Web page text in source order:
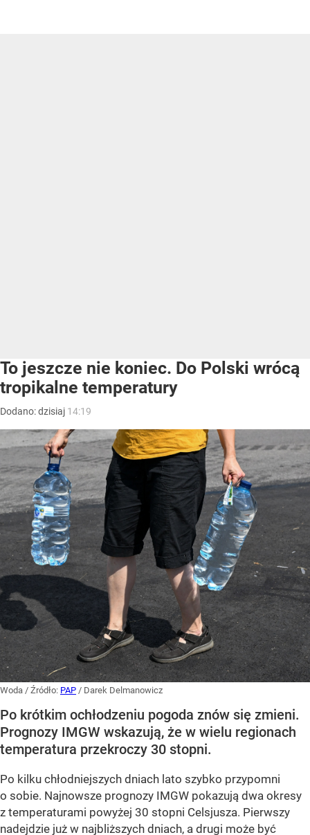
To jeszcze nie koniec. Do Polski wrócą
tropikalne temperatury
Dodano:dzisiaj 14:19
Woda / Źródło: PAP / Darek Delmanowicz
Po krótkim ochłodzeniu pogoda znów się zmieni.
Prognozy IMGW wskazują, że w wielu regionach
temperatura przekroczy 30 stopni.
Po kilku chłodniejszych dniach lato szybko przypomni
o sobie. Najnowsze prognozy IMGW pokazują dwa okresy
z temperaturami powyżej 30 stopni Celsjusza. Pierwszy
nadejdzie już w najbliższych dniach, a drugi może być